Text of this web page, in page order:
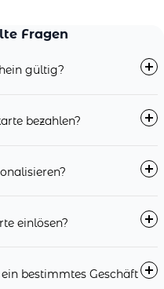
Fragen
gültig?
bezahlen?
einlösen?
bestimmtes Geschäft